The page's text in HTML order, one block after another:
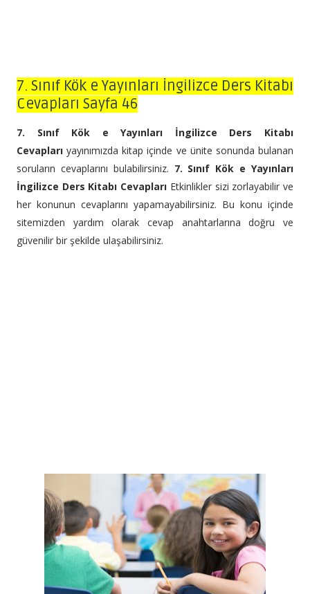
7. Sınıf Kök e Yayınları İngilizce Ders Kitabı
Cevapları Sayfa 46
7. Sınıf Kök e Yayınları İngilizce Ders Kitabı
Cevaplarıyayınımızda kitap içinde ve ünite sonunda bulanan
soruların cevaplarını bulabilirsiniz. 7. Sınıf Kök e Yayınları
İngilizce Ders Kitabı Cevapları Etkinlikler sizi zorlayabilir ve
her konunun cevaplarını yapamayabilirsiniz. Bu konu içinde
sitemizden yardım olarak cevap anahtarlarına doğru ve
güvenilir bir şekilde ulaşabilirsiniz.